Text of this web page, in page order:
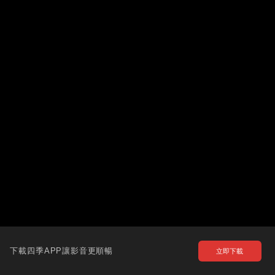
下載四季APP讓影音更順暢 立即下載